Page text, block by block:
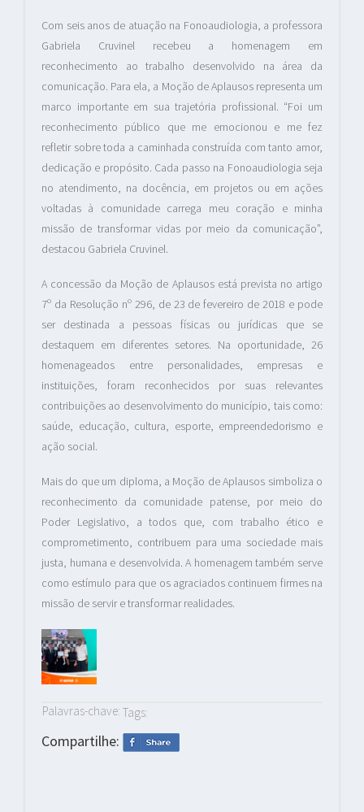
Com seis anos de atuação na Fonoaudiologia, a professora
Gabriela Cruvinel recebeu a homenagem em
reconhecimento ao trabalho desenvolvido na área da
comunicação. Para ela, a Moção de Aplausos representa um
marco importante em sua trajetória profissional. “Foi um
reconhecimento público que me emocionou e me fez
refletir sobre toda a caminhada construída com tanto amor,
dedicação e propósito. Cada passo na Fonoaudiologia seja
no atendimento, na docência, em projetos ou em ações
voltadas à comunidade carrega meu coração e minha
missão de transformar vidas por meio da comunicação”,
destacou Gabriela Cruvinel.
A concessão da Moção de Aplausos está prevista no artigo
7º da Resolução nº 296, de 23 de fevereiro de 2018 e pode
ser destinada a pessoas físicas ou jurídicas que se
destaquem em diferentes setores. Na oportunidade, 26
homenageados entre personalidades, empresas e
instituições, foram reconhecidos por suas relevantes
contribuições ao desenvolvimento do município, tais como:
saúde, educação, cultura, esporte, empreendedorismo e
ação social.
Mais do que um diploma, a Moção de Aplausos simboliza o
reconhecimento da comunidade patense, por meio do
Poder Legislativo, a todos que, com trabalho ético e
comprometimento, contribuem para uma sociedade mais
justa, humana e desenvolvida. A homenagem também serve
como estímulo para que os agraciados continuem firmes na
missão de servir e transformar realidades.
Palavras-chave: Tags:
Compartilhe: